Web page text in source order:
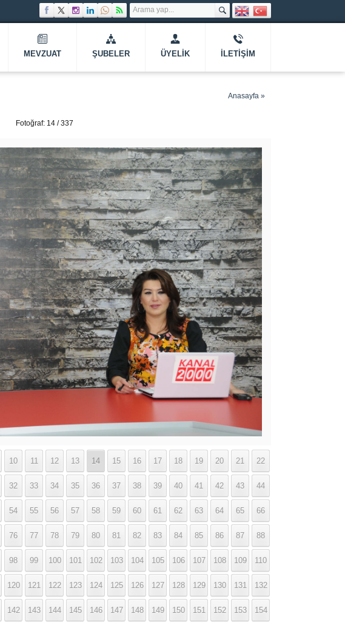
MEVZUAT ŞUBELER ÜYELIK İLETIŞIM
Anasayfa »
Fotoğraf: 14 / 337
10 11 12 13 14 15 16 17 18 19 20 21 22
32 33 34 35 36 37 38 39 40 41 42 43 44
54 55 56 57 58 59 60 61 62 63 64 65 66
76 77 78 79 80 81 82 83 84 85 86 87 88
98 99 100 101 102 103 104 105 106 107 108 109 110
120 121 122 123 124 125 126 127 128 129 130 131 132
142 143 144 145 146 147 148 149 150 151 152 153 154